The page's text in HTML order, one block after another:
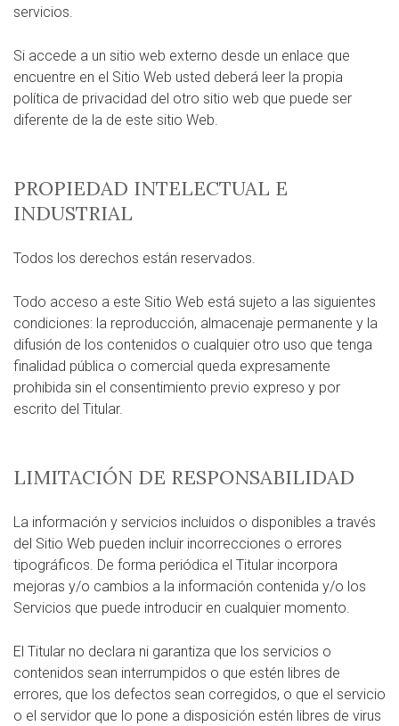
servicios.
Si accede a un sitio web externo desde un enlace que
encuentre en el Sitio Web usted deberá leer la propia
política de privacidad del otro sitio web que puede ser
diferente de la de este sitio Web.
PROPIEDAD INTELECTUAL E
INDUSTRIAL
Todos los derechos están reservados.
Todo acceso a este Sitio Web está sujeto a las siguientes
condiciones: la reproducción, almacenaje permanente y la
difusión de los contenidos o cualquier otro uso que tenga
finalidad pública o comercial queda expresamente
prohibida sin el consentimiento previo expreso y por
escrito del Titular.
LIMITACIÓN DE RESPONSABILIDAD
La información y servicios incluidos o disponibles a través
del Sitio Web pueden incluir incorrecciones o errores
tipográficos. De forma periódica el Titular incorpora
mejoras y/o cambios a la información contenida y/o los
Servicios que puede introducir en cualquier momento.
El Titular no declara ni garantiza que los servicios o
contenidos sean interrumpidos o que estén libres de
errores, que los defectos sean corregidos, o que el servicio
o el servidor que lo pone a disposición estén libres de virus